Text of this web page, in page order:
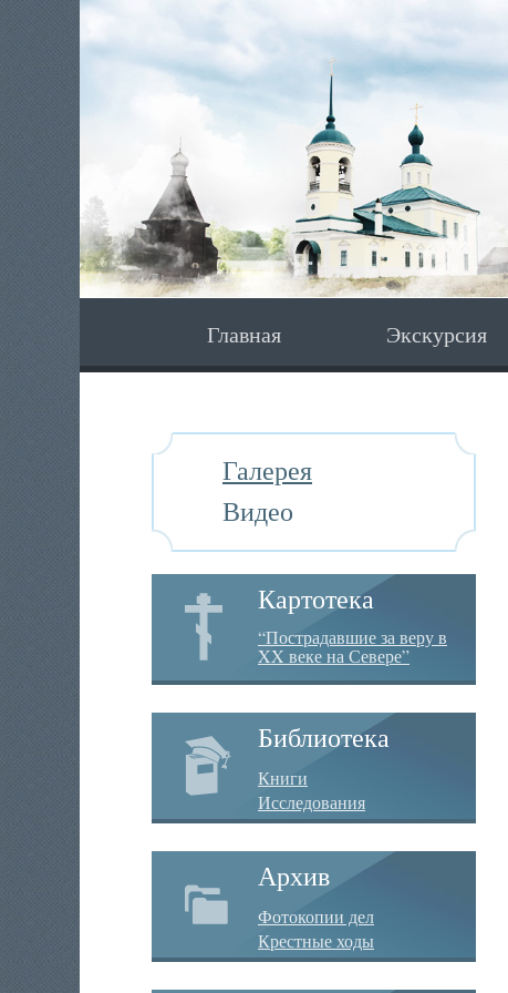
Главная Экскурсия
Галерея
Видео
Картотека
“Пострадавшие за веру в
XX веке на Севере”
Библиотека
Книги
Исследования
Архив
Фотокопии дел
Крестные ходы